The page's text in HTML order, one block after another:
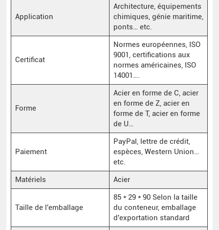
Application
Architecture, équipements
chimiques, génie maritime,
ponts… etc.
Certificat
Normes européennes, ISO
9001, certifications aux
normes américaines, ISO
14001….
Forme
Acier en forme de C, acier
en forme de Z, acier en
forme de T, acier en forme
de U…
Paiement
PayPal, lettre de crédit,
espèces, Western Union…
etc.
Matériels
Acier
Taille de l'emballage
85 * 29 * 90 Selon la taille
du conteneur, emballage
d'exportation standard